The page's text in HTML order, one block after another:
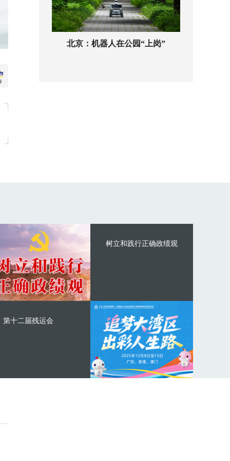
北京：机器人在公园“上岗”
树立和践行正确政绩观
第十二届残运会